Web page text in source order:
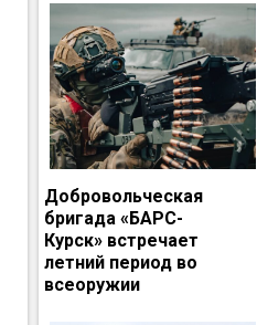
Добровольческая
бригада «БАРС-
Курск» встречает
летний период во
всеоружии